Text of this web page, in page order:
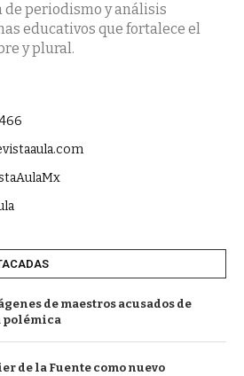
de periodismo y análisis
educativos que fortalece el
y plural.
de maestros acusados de
polémica
de la Fuente como nuevo